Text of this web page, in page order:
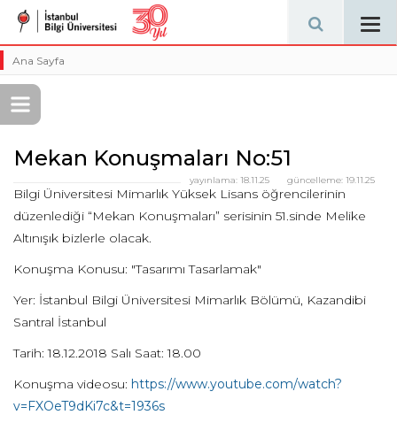
Ana Sayfa
Mekan Konuşmaları No:51
güncelleme: 19.11.25
yayınlama: 18.11.25
Bilgi Üniversitesi Mimarlık Yüksek Lisans öğrencilerinin
düzenlediği “Mekan Konuşmaları” serisinin 51.sinde Melike
Altınışık bizlerle olacak.
Konuşma Konusu: "Tasarımı Tasarlamak"
Yer: İstanbul Bilgi Üniversitesi Mimarlık Bölümü, Kazandibi
Santral İstanbul
Tarih: 18.12.2018 Salı Saat: 18.00
Konuşma videosu: https://www.youtube.com/watch?
v=FXOeT9dKi7c&t=1936s